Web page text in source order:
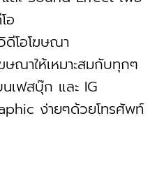
อ
ดีโอโฆษณา
ณาให้เหมาะสมกับทุกๆ
เฟสบุ๊ก และ IG
ง่ายๆด้วยโทรศัพท์